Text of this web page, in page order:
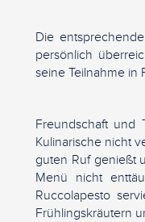
Die
persönlich
seine Teilnahme in
Freundschaft und
Kulinarische nicht
guten Ruf genießt
Menü nicht
Ruccolapesto
Frühlingskräutern